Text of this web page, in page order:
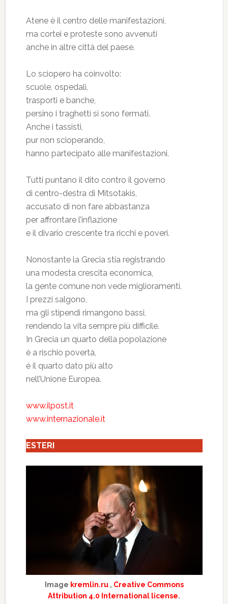
Atene è il centro delle manifestazioni,
ma cortei e proteste sono avvenuti
anche in altre città del paese.
Lo sciopero ha coinvolto:
scuole, ospedali,
trasporti e banche,
persino i traghetti si sono fermati.
Anche i tassisti,
pur non scioperando,
hanno partecipato alle manifestazioni.
Tutti puntano il dito contro il governo
di centro-destra di Mitsotakis,
accusato di non fare abbastanza
per affrontare l’inflazione
e il divario crescente tra ricchi e poveri.
Nonostante la Grecia stia registrando
una modesta crescita economica,
la gente comune non vede miglioramenti.
I prezzi salgono,
ma gli stipendi rimangono bassi,
rendendo la vita sempre più difficile.
In Grecia un quarto della popolazione
è a rischio povertà,
è il quarto dato più alto
nell’Unione Europea.
www.ilpost.it
www.internazionale.it
ESTERI
Image kremlin.ru , Creative Commons
Attribution 4.0 International license.